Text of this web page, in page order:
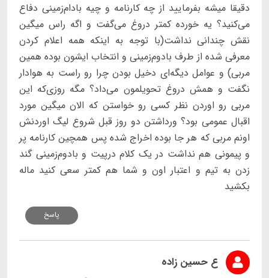
دقیقا میشه بفرمایید از چه کارنامه و چیه بادام‌زمینی دفاع
می‌کنید؟ یه خورده کمتر دروغ می‌گفت و اگه راس میگین
نقش چندانی نداشت(با توجه به اینکه همه اعلام کردن
معرفی شده از طرف بادوم‌زمینی و انتخاب ایشون بوده همین
مربی) و عوامل دیگه‌ای دخیل بودن چرا رو راست به هوادار
نگفت و همش دروغ تحویلمون می‌داد؟ مگه روزی‌که این
مربی رو اوردن نظر کسی رو خواستن که الان میگین مورد
اقبال عمومی بود؟ ورداشتن دو روز قبل شروع لیگ اوردنش
اونم مربی که هر جا بوده اخراج شده پس همچین کارنامه پر
و پیمونی هم نداشت در یک کلام درپیت و بادوم‌زمینی گند
زدن به تیم و اعتبار اون و شما هم کمتر سعی کنید ماله
بکشید
پاسخ
ع حسین زاده